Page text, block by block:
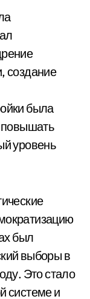
создание
была
повышать
уровень
был
выборы в
Это стало
системе и